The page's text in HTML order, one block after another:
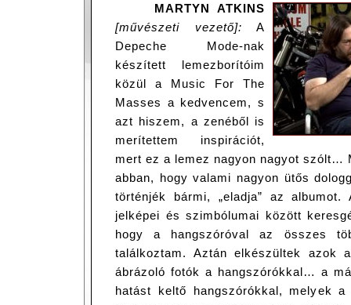
MARTYN ATKINS
[művészeti vezető]: A
Depeche Mode-nak
készített lemezborítóim
közül a Music For The
Masses a kedvencem, s
azt hiszem, a zenéből is
merítettem inspirációt,
mert ez a lemez nagyon nagyot szólt…
abban, hogy valami nagyon ütős
történjék bármi, „eladja” az albumot.
jelképei és szimbólumai között
hogy a hangszóróval az összes
találkoztam. Aztán elkészültek azok
ábrázoló fotók a hangszórókkal… a
hatást keltő hangszórókkal, melyek a